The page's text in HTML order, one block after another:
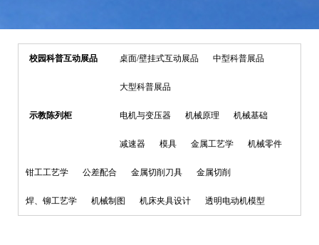
校园科普互动展品 桌面/壁挂式互动展品 中型科普展品
大型科普展品
示教陈列柜 电机与变压器 机械原理 机械基础
减速器 模具 金属工艺学 机械零件
钳工工艺学 公差配合 金属切削刀具 金属切削
焊、铆工艺学 机械制图 机床夹具设计 透明电动机模型